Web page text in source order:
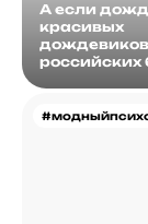
А если
красивых
дождевиков
российских